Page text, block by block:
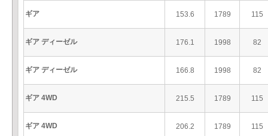
ギア 153.6 1789 115
ギア ディーゼル 176.1 1998 82
ギア ディーゼル 166.8 1998 82
ギア 4WD 215.5 1789 115
ギア 4WD 206.2 1789 115